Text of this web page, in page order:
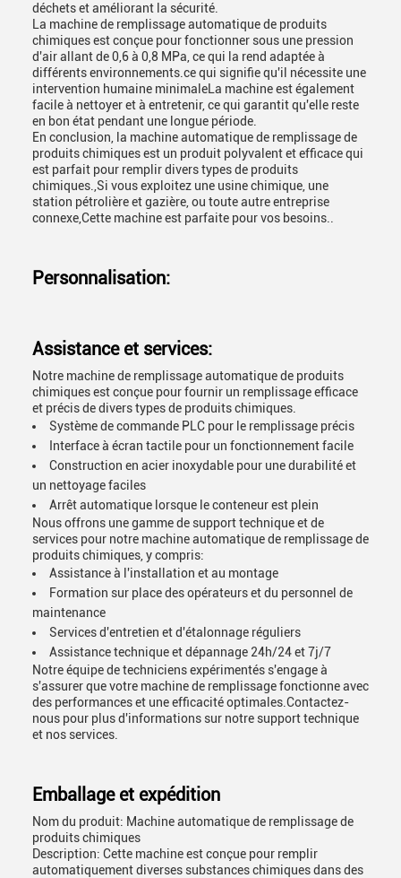
déchets et améliorant la sécurité.
La machine de remplissage automatique de produits
chimiques est conçue pour fonctionner sous une pression
d'air allant de 0,6 à 0,8 MPa, ce qui la rend adaptée à
différents environnements.ce qui signifie qu'il nécessite une
intervention humaine minimaleLa machine est également
facile à nettoyer et à entretenir, ce qui garantit qu'elle reste
en bon état pendant une longue période.
En conclusion, la machine automatique de remplissage de
produits chimiques est un produit polyvalent et efficace qui
est parfait pour remplir divers types de produits
chimiques.,Si vous exploitez une usine chimique, une
station pétrolière et gazière, ou toute autre entreprise
connexe,Cette machine est parfaite pour vos besoins..
Personnalisation:
Assistance et services:
Notre machine de remplissage automatique de produits
chimiques est conçue pour fournir un remplissage efficace
et précis de divers types de produits chimiques.
Système de commande PLC pour le remplissage précis
Interface à écran tactile pour un fonctionnement facile
Construction en acier inoxydable pour une durabilité et
un nettoyage faciles
Arrêt automatique lorsque le conteneur est plein
Nous offrons une gamme de support technique et de
services pour notre machine automatique de remplissage de
produits chimiques, y compris:
Assistance à l'installation et au montage
Formation sur place des opérateurs et du personnel de
maintenance
Services d'entretien et d'étalonnage réguliers
Assistance technique et dépannage 24h/24 et 7j/7
Notre équipe de techniciens expérimentés s'engage à
s'assurer que votre machine de remplissage fonctionne avec
des performances et une efficacité optimales.Contactez-
nous pour plus d'informations sur notre support technique
et nos services.
Emballage et expédition
Nom du produit: Machine automatique de remplissage de
produits chimiques
Description: Cette machine est conçue pour remplir
automatiquement diverses substances chimiques dans des